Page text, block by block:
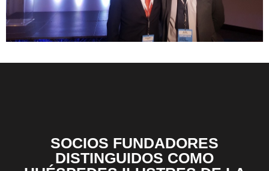
SOCIOS FUNDADORES
DISTINGUIDOS COMO